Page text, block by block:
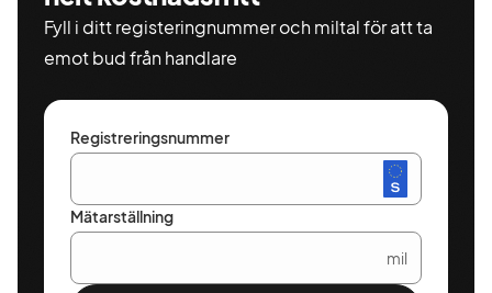
Fyll i ditt registeringnummer och miltal för att ta
emot bud från handlare
Registreringsnummer
Mätarställning
mil